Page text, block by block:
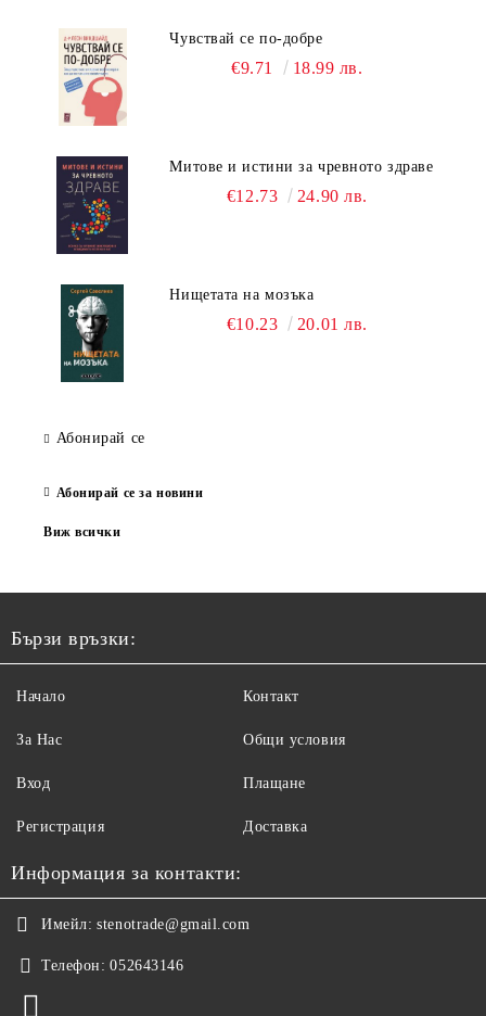
Чувствай се по-добре
€9.71 18.99 лв.
Митове и истини за чревното здраве
€12.73 24.90 лв.
Нищетата на мозъка
€10.23 20.01 лв.
Абонирай се
Абонирай се за новини
Виж всички
Бързи връзки:
Начало
За Нас
Вход
Регистрация
Контакт
Общи условия
Плащане
Доставка
Информация за контакти:
Имейл: stenotrade@gmail.com
Телефон: 052643146